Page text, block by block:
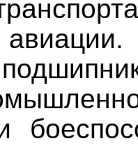
авиации.